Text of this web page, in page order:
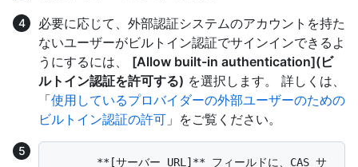
必要に応じて、外部認証システムのアカウントを持た
ないユーザーがビルトイン認証でサインインできるよ
うにするには、 [Allow built-in authentication](ビ
ルトイン認証を許可する) を選択します。 詳しくは、
「使用しているプロバイダーの外部ユーザーのための
ビルトイン認証の許可 」をご覧ください。